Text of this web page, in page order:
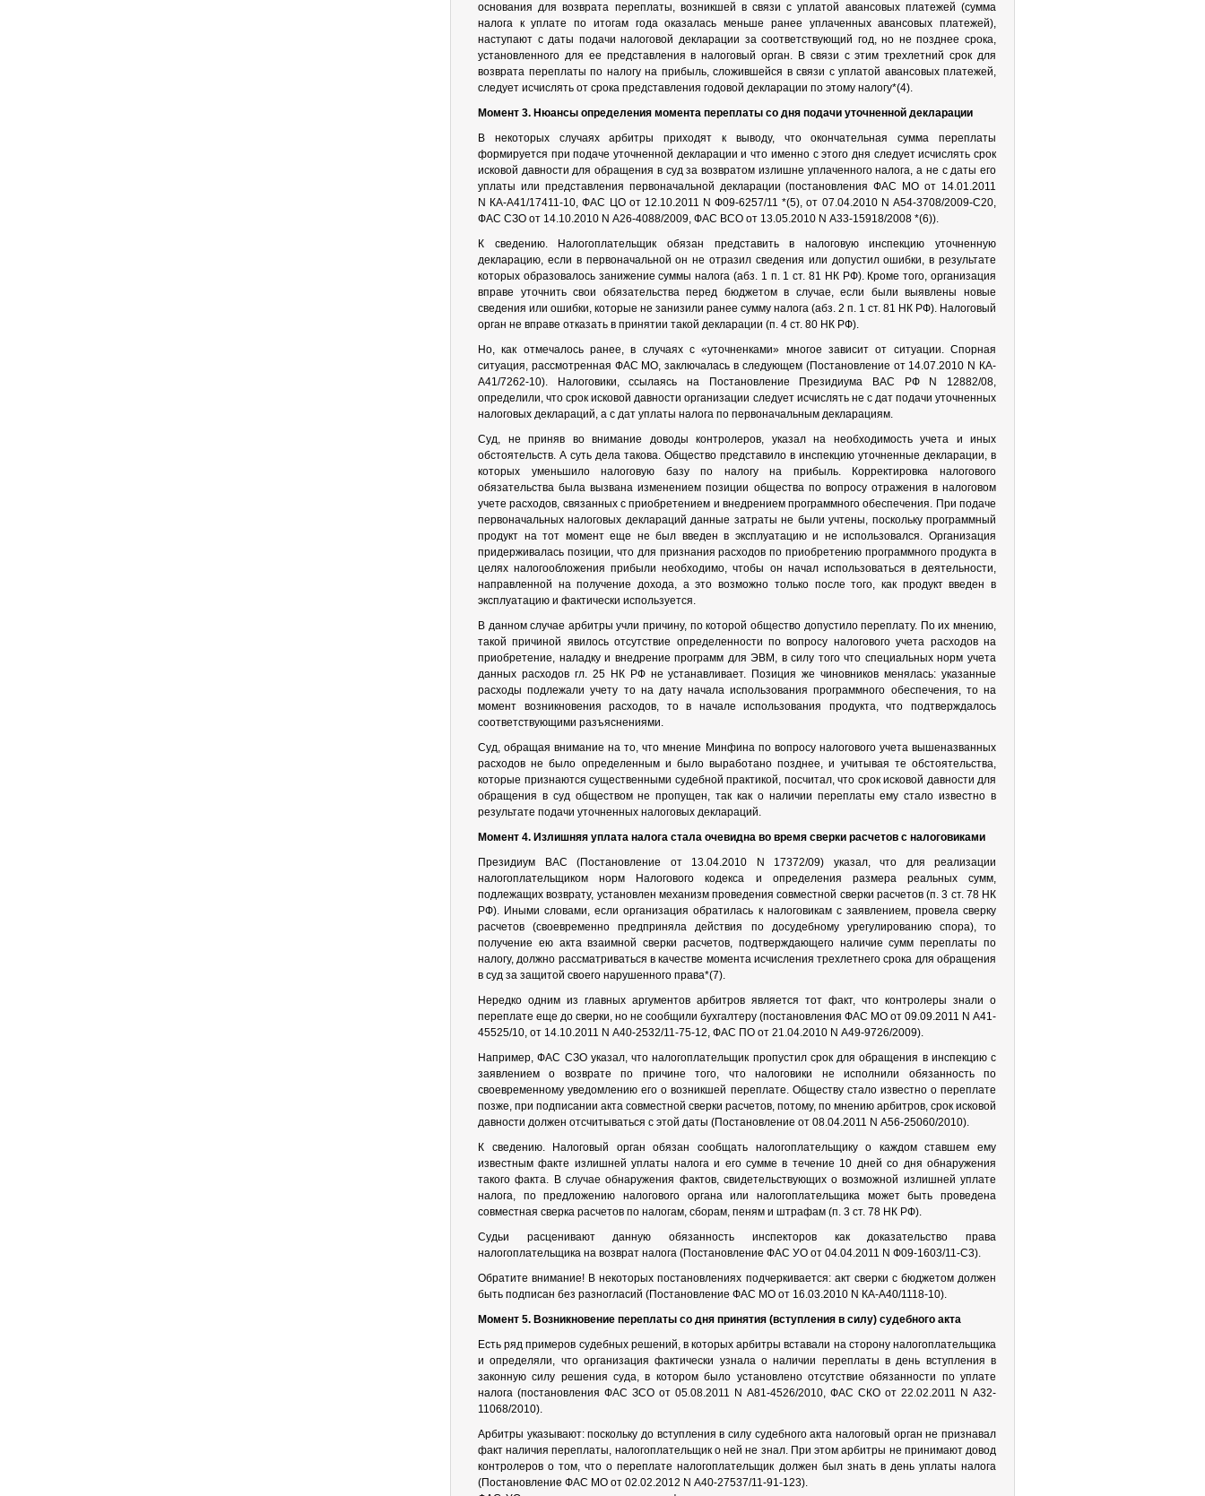
основания для возврата переплаты, возникшей в связи с уплатой авансовых платежей (сумма
налога к уплате по итогам года оказалась меньше ранее уплаченных авансовых платежей),
наступают с даты подачи налоговой декларации за соответствующий год, но не позднее срока,
установленного для ее представления в налоговый орган. В связи с этим трехлетний срок для
возврата переплаты по налогу на прибыль, сложившейся в связи с уплатой авансовых платежей,
следует исчислять от срока представления годовой декларации по этому налогу*(4).
Момент 3. Нюансы определения момента переплаты со дня подачи уточненной декларации
В некоторых случаях арбитры приходят к выводу, что окончательная сумма переплаты
формируется при подаче уточненной декларации и что именно с этого дня следует исчислять срок
исковой давности для обращения в суд за возвратом излишне уплаченного налога, а не с даты его
уплаты или представления первоначальной декларации (постановления ФАС МО от 14.01.2011
N КА-А41/17411-10, ФАС ЦО от 12.10.2011 N Ф09-6257/11 *(5), от 07.04.2010 N А54-3708/2009-С20,
ФАС СЗО от 14.10.2010 N А26-4088/2009, ФАС ВСО от 13.05.2010 N А33-15918/2008 *(6)).
К сведению. Налогоплательщик обязан представить в налоговую инспекцию уточненную
декларацию, если в первоначальной он не отразил сведения или допустил ошибки, в результате
которых образовалось занижение суммы налога (абз. 1 п. 1 ст. 81 НК РФ). Кроме того, организация
вправе уточнить свои обязательства перед бюджетом в случае, если были выявлены новые
сведения или ошибки, которые не занизили ранее сумму налога (абз. 2 п. 1 ст. 81 НК РФ). Налоговый
орган не вправе отказать в принятии такой декларации (п. 4 ст. 80 НК РФ).
Но, как отмечалось ранее, в случаях с «уточненками» многое зависит от ситуации. Спорная
ситуация, рассмотренная ФАС МО, заключалась в следующем (Постановление от 14.07.2010 N КА-
А41/7262-10). Налоговики, ссылаясь на Постановление Президиума ВАС РФ N 12882/08,
определили, что срок исковой давности организации следует исчислять не с дат подачи уточненных
налоговых деклараций, а с дат уплаты налога по первоначальным декларациям.
Суд, не приняв во внимание доводы контролеров, указал на необходимость учета и иных
обстоятельств. А суть дела такова. Общество представило в инспекцию уточненные декларации, в
которых уменьшило налоговую базу по налогу на прибыль. Корректировка налогового
обязательства была вызвана изменением позиции общества по вопросу отражения в налоговом
учете расходов, связанных с приобретением и внедрением программного обеспечения. При подаче
первоначальных налоговых деклараций данные затраты не были учтены, поскольку программный
продукт на тот момент еще не был введен в эксплуатацию и не использовался. Организация
придерживалась позиции, что для признания расходов по приобретению программного продукта в
целях налогообложения прибыли необходимо, чтобы он начал использоваться в деятельности,
направленной на получение дохода, а это возможно только после того, как продукт введен в
эксплуатацию и фактически используется.
В данном случае арбитры учли причину, по которой общество допустило переплату. По их мнению,
такой причиной явилось отсутствие определенности по вопросу налогового учета расходов на
приобретение, наладку и внедрение программ для ЭВМ, в силу того что специальных норм учета
данных расходов гл. 25 НК РФ не устанавливает. Позиция же чиновников менялась: указанные
расходы подлежали учету то на дату начала использования программного обеспечения, то на
момент возникновения расходов, то в начале использования продукта, что подтверждалось
соответствующими разъяснениями.
Суд, обращая внимание на то, что мнение Минфина по вопросу налогового учета вышеназванных
расходов не было определенным и было выработано позднее, и учитывая те обстоятельства,
которые признаются существенными судебной практикой, посчитал, что срок исковой давности для
обращения в суд обществом не пропущен, так как о наличии переплаты ему стало известно в
результате подачи уточненных налоговых деклараций.
Момент 4. Излишняя уплата налога стала очевидна во время сверки расчетов с налоговиками
Президиум ВАС (Постановление от 13.04.2010 N 17372/09) указал, что для реализации
налогоплательщиком норм Налогового кодекса и определения размера реальных сумм,
подлежащих возврату, установлен механизм проведения совместной сверки расчетов (п. 3 ст. 78 НК
РФ). Иными словами, если организация обратилась к налоговикам с заявлением, провела сверку
расчетов (своевременно предприняла действия по досудебному урегулированию спора), то
получение ею акта взаимной сверки расчетов, подтверждающего наличие сумм переплаты по
налогу, должно рассматриваться в качестве момента исчисления трехлетнего срока для обращения
в суд за защитой своего нарушенного права*(7).
Нередко одним из главных аргументов арбитров является тот факт, что контролеры знали о
переплате еще до сверки, но не сообщили бухгалтеру (постановления ФАС МО от 09.09.2011 N А41-
45525/10, от 14.10.2011 N А40-2532/11-75-12, ФАС ПО от 21.04.2010 N А49-9726/2009).
Например, ФАС СЗО указал, что налогоплательщик пропустил срок для обращения в инспекцию с
заявлением о возврате по причине того, что налоговики не исполнили обязанность по
своевременному уведомлению его о возникшей переплате. Обществу стало известно о переплате
позже, при подписании акта совместной сверки расчетов, потому, по мнению арбитров, срок исковой
давности должен отсчитываться с этой даты (Постановление от 08.04.2011 N А56-25060/2010).
К сведению. Налоговый орган обязан сообщать налогоплательщику о каждом ставшем ему
известным факте излишней уплаты налога и его сумме в течение 10 дней со дня обнаружения
такого факта. В случае обнаружения фактов, свидетельствующих о возможной излишней уплате
налога, по предложению налогового органа или налогоплательщика может быть проведена
совместная сверка расчетов по налогам, сборам, пеням и штрафам (п. 3 ст. 78 НК РФ).
Судьи расценивают данную обязанность инспекторов как доказательство права
налогоплательщика на возврат налога (Постановление ФАС УО от 04.04.2011 N Ф09-1603/11-С3).
Обратите внимание! В некоторых постановлениях подчеркивается: акт сверки с бюджетом должен
быть подписан без разногласий (Постановление ФАС МО от 16.03.2010 N КА-А40/1118-10).
Момент 5. Возникновение переплаты со дня принятия (вступления в силу) судебного акта
Есть ряд примеров судебных решений, в которых арбитры вставали на сторону налогоплательщика
и определяли, что организация фактически узнала о наличии переплаты в день вступления в
законную силу решения суда, в котором было установлено отсутствие обязанности по уплате
налога (постановления ФАС ЗСО от 05.08.2011 N А81-4526/2010, ФАС СКО от 22.02.2011 N А32-
11068/2010).
Арбитры указывают: поскольку до вступления в силу судебного акта налоговый орган не признавал
факт наличия переплаты, налогоплательщик о ней не знал. При этом арбитры не принимают довод
контролеров о том, что о переплате налогоплательщик должен был знать в день уплаты налога
(Постановление ФАС МО от 02.02.2012 N А40-27537/11-91-123).